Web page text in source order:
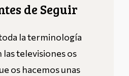
de Seguir
la terminología
televisiones os
os hacemos unas